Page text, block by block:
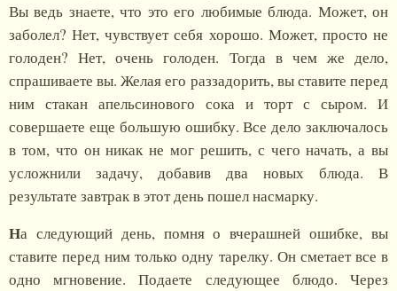
Вы ведь знаете, что это его любимые блюда. Может, он
заболел? Нет, чувствует себя хорошо. Может, просто не
голоден? Нет, очень голоден. Тогда в чем же дело,
спрашиваете вы. Желая его раззадорить, вы ставите перед
ним стакан апельсинового сока и торт с сыром. И
совершаете еще большую ошибку. Все дело заключалось
в том, что он никак не мог решить, с чего начать, а вы
усложнили задачу, добавив два новых блюда. В
результате завтрак в этот день пошел насмарку.
На следующий день, помня о вчерашней ошибке, вы
ставите перед ним только одну тарелку. Он сметает все в
одно мгновение. Подаете следующее блюдо. Через